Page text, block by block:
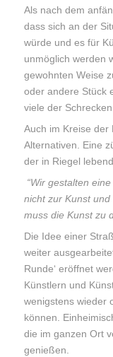
Als nach dem
dass sich an der
würde und es für
unmöglich werden
gewohnten Weise
oder andere Stück
viele der Schrecken
Auch im Kreise der
Alternativen. Eine
der in Riegel
“Wir gestalten
nicht zur Kunst
muss die Kunst zu
Die Idee einer
weiter
Runde‘ eröffnet
Künstlern und
wenigstens wieder
können.
die im ganzen Ort
genießen.